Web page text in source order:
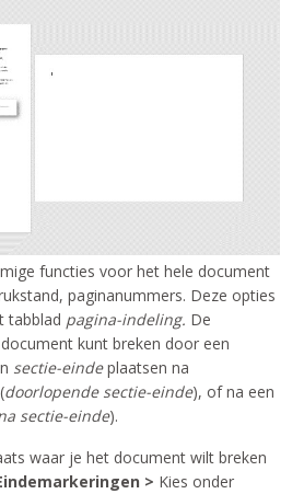
functies voor het hele document
paginanummers. Deze opties
tabblad pagina-indeling. De
kunt breken door een
sectie-eindeplaatsen na
doorlopende sectie-einde), of na een
sectie-einde).
waar je het document wilt breken
> Kies onder